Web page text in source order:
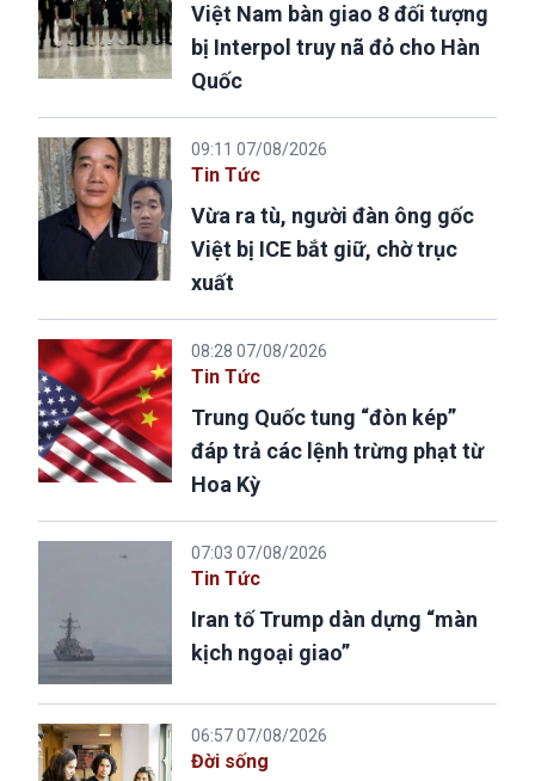
Việt Nam bàn giao 8 đối tượng
bị Interpol truy nã đỏ cho Hàn
Quốc
09:11 07/08/2026
Tin Tức
Vừa ra tù, người đàn ông gốc
Việt bị ICE bắt giữ, chờ trục
xuất
08:28 07/08/2026
Tin Tức
Trung Quốc tung “đòn kép”
đáp trả các lệnh trừng phạt từ
Hoa Kỳ
07:03 07/08/2026
Tin Tức
Iran tố Trump dàn dựng “màn
kịch ngoại giao”
06:57 07/08/2026
Đời sống